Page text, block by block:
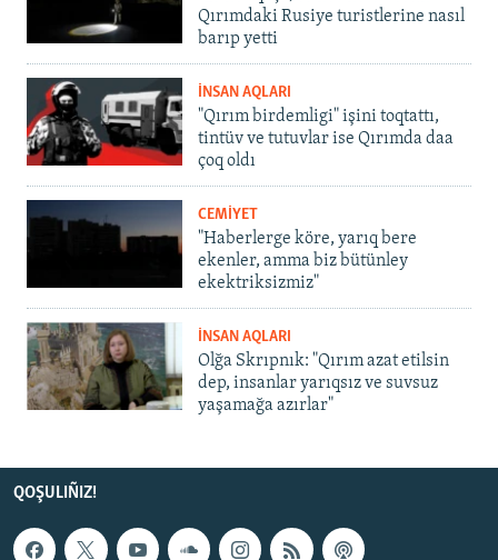
Qırımdaki Rusiye turistlerine nasıl
barıp yetti
İNSAN AQLARI
"Qırım birdemligi" işini toqtattı,
tintüv ve tutuvlar ise Qırımda daa
çoq oldı
CEMİYET
"Haberlerge köre, yarıq bere
ekenler, amma biz bütünley
ekektriksizmiz"
İNSAN AQLARI
Olğa Skrıpnık: "Qırım azat etilsin
dep, insanlar yarıqsız ve suvsuz
yaşamağa azırlar"
QOŞULIÑIZ!